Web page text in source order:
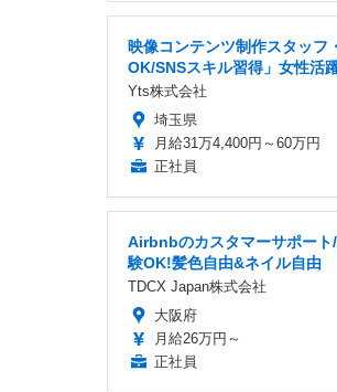
映像コンテンツ制作スタッフ
OK/SNSスキル習得」女性活
Yts株式会社
埼玉県
月給31万4,400円～60万円
正社員
Airbnbのカスタマーサポー
験OK!髪色自由&ネイル自由
TDCX Japan株式会社
大阪府
月給26万円～
正社員